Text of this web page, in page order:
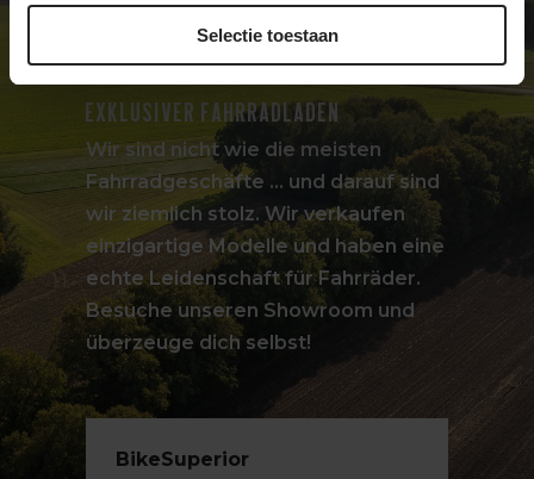
Selectie toestaan
Exklusiver Fahrradladen
Wir sind nicht wie die meisten
Fahrradgeschäfte ... und darauf sind
wir ziemlich stolz. Wir verkaufen
einzigartige Modelle und haben eine
echte Leidenschaft für Fahrräder.
Besuche unseren Showroom und
überzeuge dich selbst!
BikeSuperior